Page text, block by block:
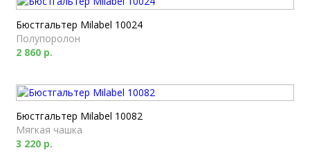
Бюстгальтер Milabel 10024
Полупоролон
2 860 р.
Бюстгальтер Milabel 10082
Мягкая чашка
3 220 р.